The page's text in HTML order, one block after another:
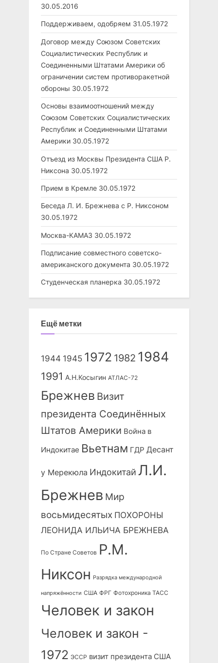
30.05.2016
Поддерживаем, одобряем 31.05.1972
Договор между Союзом Советских
Социалистических Республик и
Соединенными Штатами Америки об
ограничении систем противоракетной
обороны 30.05.1972
Основы взаимоотношений между
Союзом Советских Социалистических
Республик и Соединенными Штатами
Америки 30.05.1972
Отъезд из Москвы Президента США Р.
Никсона 30.05.1972
Прием в Кремле 30.05.1972
Беседа Л. И. Брежнева с Р. Никсоном
30.05.1972
Москва-КАМАЗ 30.05.1972
Подписание совместного советско-
американского документа 30.05.1972
Студенческая планерка 30.05.1972
Ещё метки
1944 1945 1972 1982 1984
1991 А.Н.Косыгин АТЛАС-72
Брежнев Визит
президента Соединённых
Штатов Америки Война в
Индокитае Вьетнам ГДР Десант
у Мерекюла Индокитай Л.И.
Брежнев Мир
восьмидесятых ПОХОРОНЫ
ЛЕОНИДА ИЛЬИЧА БРЕЖНЕВА
По Стране Советов Р.М.
Никсон
Разрядка международной
напряжённости США ФРГ Фотохроника ТАСС
Человек и закон
Человек и закон -
1972 ЭССР визит президента США